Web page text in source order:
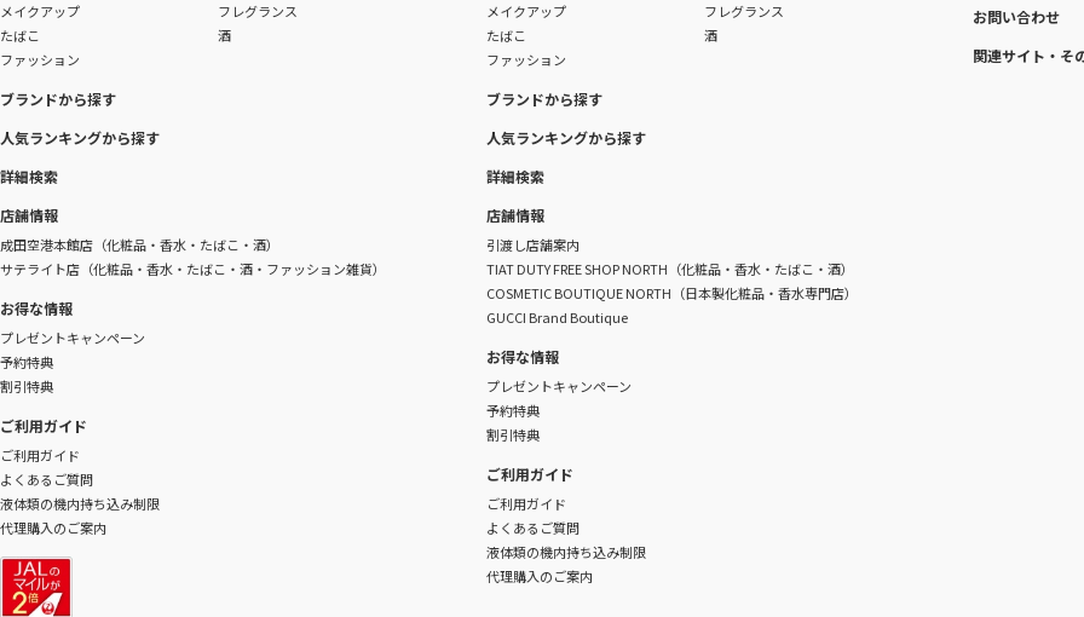
メイクアップ
フレグランス
たばこ
酒
ファッション
ブランドから探す
人気ランキングから探す
詳細検索
店舗情報
成田空港本館店（化粧品・香水・たばこ・酒）
サテライト店（化粧品・香水・たばこ・酒・ファッション雑貨）
お得な情報
プレゼントキャンペーン
予約特典
割引特典
ご利用ガイド
ご利用ガイド
よくあるご質問
液体類の機内持ち込み制限
代理購入のご案内
メイクアップ
フレグランス
たばこ
酒
ファッション
ブランドから探す
人気ランキングから探す
詳細検索
店舗情報
引渡し店舗案内
TIAT DUTY FREE SHOP NORTH（化粧品・香水・たばこ・酒）
COSMETIC BOUTIQUE NORTH（日本製化粧品・香水専門店）
GUCCI Brand Boutique
お得な情報
プレゼントキャンペーン
予約特典
割引特典
ご利用ガイド
ご利用ガイド
よくあるご質問
液体類の機内持ち込み制限
代理購入のご案内
お問い合わせ
関連サイト・そ